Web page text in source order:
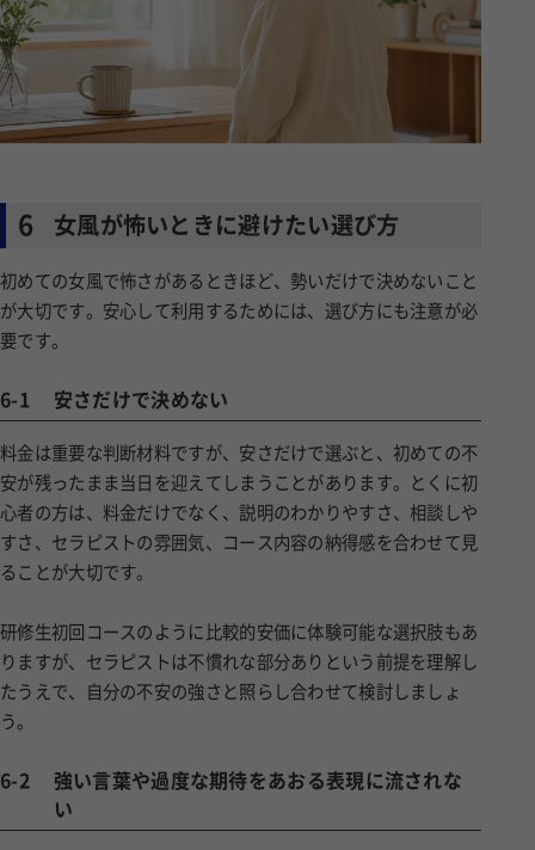
6 女風が怖いときに避けたい選び方
初めての女風で怖さがあるときほど、勢いだけで決めないこと
が大切です。安心して利用するためには、選び方にも注意が必
要です。
6-1 安さだけで決めない
料金は重要な判断材料ですが、安さだけで選ぶと、初めての不
安が残ったまま当日を迎えてしまうことがあります。とくに初
心者の方は、料金だけでなく、説明のわかりやすさ、相談しや
すさ、セラピストの雰囲気、コース内容の納得感を合わせて見
ることが大切です。
研修生初回コースのように比較的安価に体験可能な選択肢もあ
りますが、セラピストは不慣れな部分ありという前提を理解し
たうえで、自分の不安の強さと照らし合わせて検討しましょ
う。
6-2
強い言葉や過度な期待をあおる表現に流されな
い